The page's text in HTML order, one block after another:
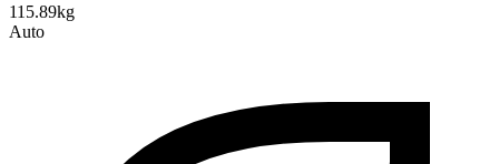
115.89kg
Auto